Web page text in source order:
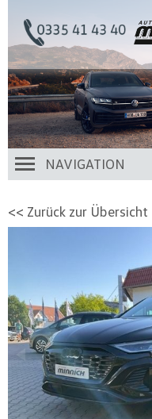
NAVIGATION
<< Zurück zur Übersicht